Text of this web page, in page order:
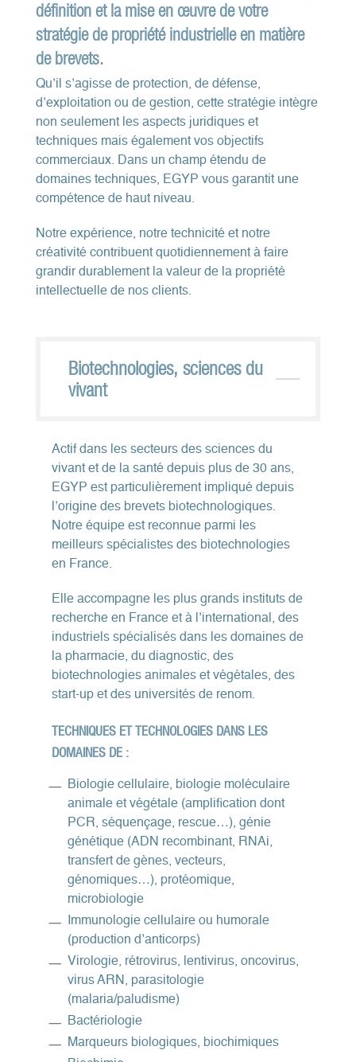
définition et la mise en œuvre de votre
stratégie de propriété industrielle en matière
de brevets.
Qu’il s’agisse de protection, de défense,
d’exploitation ou de gestion, cette stratégie intègre
non seulement les aspects juridiques et
techniques mais également vos objectifs
commerciaux. Dans un champ étendu de
domaines techniques, EGYP vous garantit une
compétence de haut niveau.
Notre expérience, notre technicité et notre
créativité contribuent quotidiennement à faire
grandir durablement la valeur de la propriété
intellectuelle de nos clients.
Biotechnologies, sciences du
vivant
Actif dans les secteurs des sciences du
vivant et de la santé depuis plus de 30 ans,
EGYP est particulièrement impliqué depuis
l’origine des brevets biotechnologiques.
Notre équipe est reconnue parmi les
meilleurs spécialistes des biotechnologies
en France.
Elle accompagne les plus grands instituts de
recherche en France et à l’international, des
industriels spécialisés dans les domaines de
la pharmacie, du diagnostic, des
biotechnologies animales et végétales, des
start-up et des universités de renom.
TECHNIQUES ET TECHNOLOGIES DANS LES
DOMAINES DE :
Biologie cellulaire, biologie moléculaire
animale et végétale (amplification dont
PCR, séquençage, rescue…), génie
génétique (ADN recombinant, RNAi,
transfert de gènes, vecteurs,
génomiques…), protéomique,
microbiologie
Immunologie cellulaire ou humorale
(production d’anticorps)
Virologie, rétrovirus, lentivirus, oncovirus,
virus ARN, parasitologie
(malaria/paludisme)
Bactériologie
Marqueurs biologiques, biochimiques